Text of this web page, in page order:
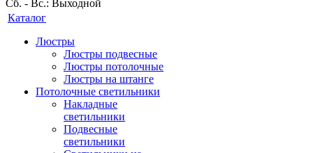
Сб. - Вс.: Выходной
Каталог
Люстры
Люстры подвесные
Люстры потолочные
Люстры на штанге
Потолочные светильники
Накладные
светильники
Подвесные
светильники